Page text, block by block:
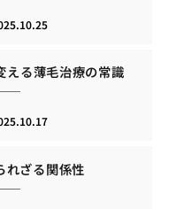
える薄毛治療の常識
れざる関係性